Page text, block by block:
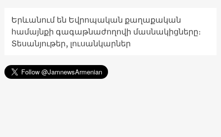
Երևանում են Եվրոպական քաղաքական
համայնքի գագաթնաժողովի մասնակիցները։
Տեսանյութեր, լուսանկարներ